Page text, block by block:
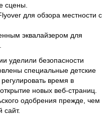
сцены.
для обзора местности с
эквалайзером для
уделили безопасности
специальные детские
время в
новых веб-страниц.
одобрения прежде, чем
сайт.